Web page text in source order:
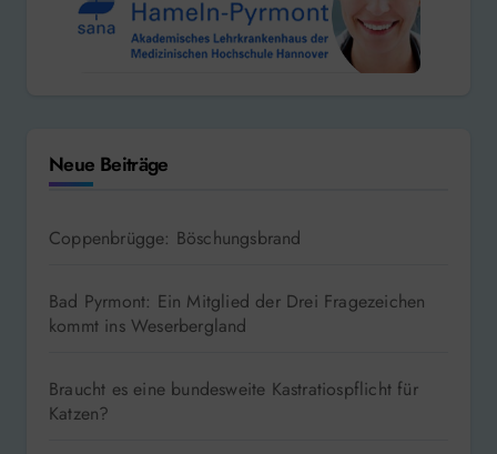
Neue Beiträge
Coppenbrügge: Böschungsbrand
Bad Pyrmont: Ein Mitglied der Drei Fragezeichen
kommt ins Weserbergland
Braucht es eine bundesweite Kastratiospflicht für
Katzen?